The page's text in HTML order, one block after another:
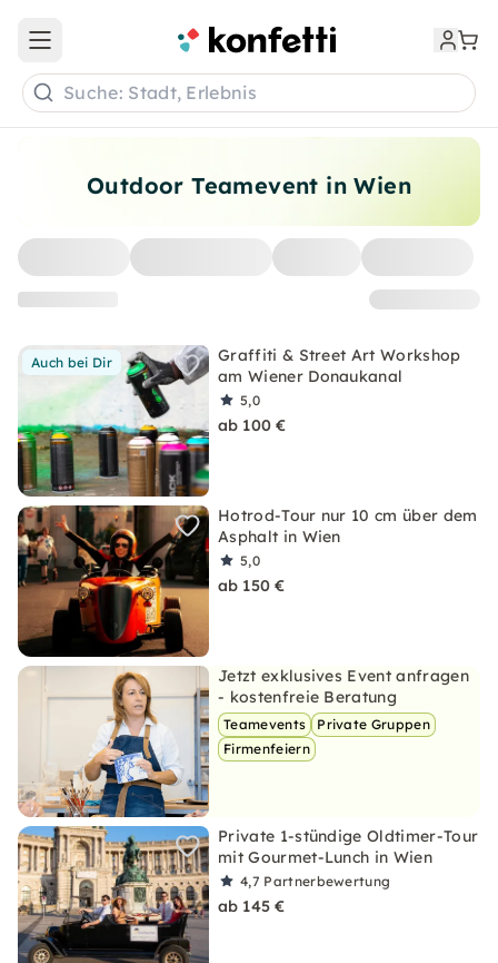
Outdoor Teamevent in Wien
Auch bei Dir
Graffiti & Street Art Workshop
am Wiener Donaukanal
5,0
ab 100 €
Hotrod-Tour nur 10 cm über dem
Asphalt in Wien
5,0
ab 150 €
Jetzt exklusives Event anfragen
- kostenfreie Beratung
Teamevents
Private Gruppen
Firmenfeiern
Private 1-stündige Oldtimer-Tour
mit Gourmet-Lunch in Wien
4,7 Partnerbewertung
ab 145 €
Open main menu
Suche: Stadt, Erlebnis